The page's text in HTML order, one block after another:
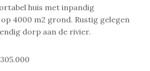
huis met inpandig
4000 m2 grond. Rustig gelegen
dorp aan de rivier.